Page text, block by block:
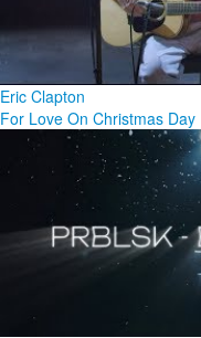
Eric Clapton
For Love On Christmas Day